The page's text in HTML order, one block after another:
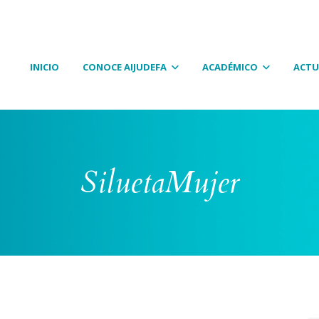
INICIO CONOCE AIJUDEFA ACADÉMICO
SiluetaMujer